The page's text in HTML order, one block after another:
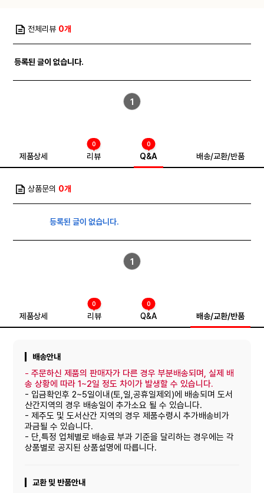
·원재료명 및 함량: 국산 순수벌꿀(국내산) 100%
·보관 및 취급방법: 건조한 장소에 보관하십시오.
벌꿀이 굳어지는 결정화 형상은 포도당 성분에서 생기는 자연스러운
현상이므로 제품에는 아무런 이상이 없습니다.
결정화된 꿀은 따뜻한 물에 중탕으로 자연스럽게 녹이면 됩니다. (단,
·사용시 주의사항: 냉장보관하지 마십시오.
·소분원: 꿀시봉 · 식품제조·가공업: 제 2025-0945-023
·소재지: 충북 제천시 금성면 청풍호로29안길 19
※주의사항: 12개월 영·유아는 섭취를 금합니다.
전체리뷰 0개
등록된 글이 없습니다.
1
제품상세 리뷰
0
Q&A
0
배송/교환/반품
상품문의 0개
등록된 글이 없습니다.
1
제품상세 리뷰
0
Q&A
0
배송/교환/반품
배송안내
-주문하신 제품의 판매자가 다른 경우 부분배송되며, 실제 배
송 상황에 따라 1~2일 정도 차이가 발생할 수 있습니다.
- 입금확인후 2~5일이내(토,일,공휴일제외)에 배송되며 도서
산간지역의 경우 배송일이 추가소요 될 수 있습니다.
- 제주도 및 도서산간 지역의 경우 제품수령시 추가배송비가
과금될 수 있습니다.
- 단,특정 업체별로 배송료 부과 기준을 달리하는 경우에는 각
상품별로 공지된 상품설명에 따릅니다.
교환 및 반품안내